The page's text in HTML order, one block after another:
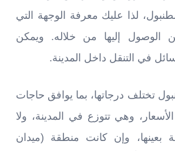
لذا عليك معرفة الوجهة التي
الوصول إليها من خلاله. ويمكن
في التنقل داخل المدينة.
تختلف درجاتها، بما يوافق حاجات
الأسعار، وهي تتوزع في المدينة، ولا
بعينها، وإن كانت منطقة (ميدان